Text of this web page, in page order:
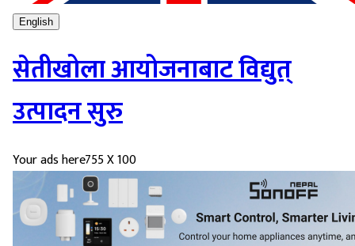
English
सेतीखोला आयोजनाबाट विद्युत्
उत्पादन सुरु
Your ads here755 X 100